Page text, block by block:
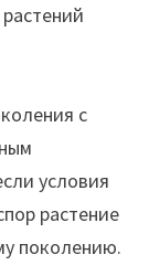
с
условия
растение
поколению.